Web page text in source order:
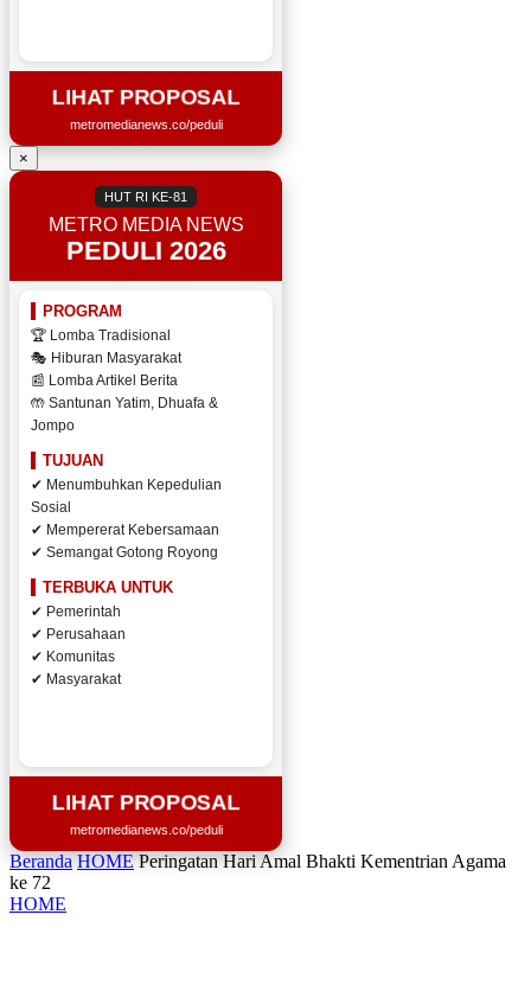
LIHAT PROPOSAL
metromedianews.co/peduli
×
HUT RI KE-81
METRO MEDIA NEWS
PEDULI 2026
PROGRAM
🏆 Lomba Tradisional
🎭 Hiburan Masyarakat
📰 Lomba Artikel Berita
🤲 Santunan Yatim, Dhuafa &
Jompo
TUJUAN
✔ Menumbuhkan Kepedulian
Sosial
✔ Mempererat Kebersamaan
✔ Semangat Gotong Royong
TERBUKA UNTUK
✔ Pemerintah
✔ Perusahaan
✔ Komunitas
✔ Masyarakat
LIHAT PROPOSAL
metromedianews.co/peduli
Beranda HOME Peringatan Hari Amal Bhakti Kementrian Agama
ke 72
HOME